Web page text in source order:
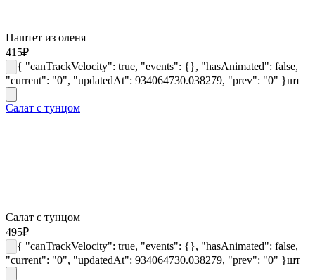
Паштет из оленя
415₽
{ "canTrackVelocity": true, "events": {}, "hasAnimated": false,
"current": "0", "updatedAt": 934064730.038279, "prev": "0" }шт
Салат с тунцом
Салат с тунцом
495₽
{ "canTrackVelocity": true, "events": {}, "hasAnimated": false,
"current": "0", "updatedAt": 934064730.038279, "prev": "0" }шт